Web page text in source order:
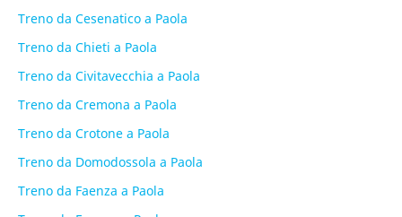
Treno da Cesenatico a Paola
Treno da Chieti a Paola
Treno da Civitavecchia a Paola
Treno da Cremona a Paola
Treno da Crotone a Paola
Treno da Domodossola a Paola
Treno da Faenza a Paola